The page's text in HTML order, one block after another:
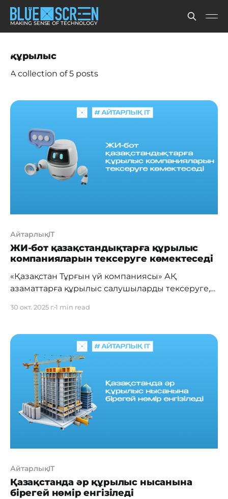
MAKING SENSE OF TECHNOLOGY
құрылыс
A collection of 5 posts
АйтарлықIT
ЖИ-бот қазақстандықтарға құрылыс
компанияларын тексеруге көмектеседі
«Қазақстан Тұрғын үй компаниясы» АҚ
азаматтарға құрылыс салушыларды тексеруге,
интеллектуалды көмекші iBota жүйесін енгізді.
Жаңа сервис тұрғын үй саласындағы цифрлық
трансформацияның бір бөлігі болып табылады
және жылжымайтын мүлік нарығының
ашықтығын арттыру мақсатында жасалған.
Үлестік құрылыс
30 окт. 2025 г.1 min read
АйтарлықIT
Қазақстанда әр құрылыс нысанына
бірегей нөмір енгізіледі